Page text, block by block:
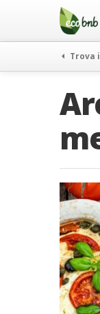
Menu
Trova